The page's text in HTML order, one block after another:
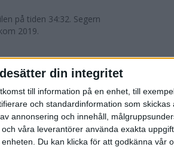
din integritet
till information på en enhet, till
och standardinformation som skickas
annonsering och innehåll,
våra leverantörer använda exakta
Du kan klicka för att godkänna vår
på tiden 34:32. Segern
2019.
adidas
avgjordes i
väldigt lite vind. Totalt
sta...